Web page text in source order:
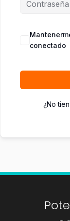
conectado
¿No